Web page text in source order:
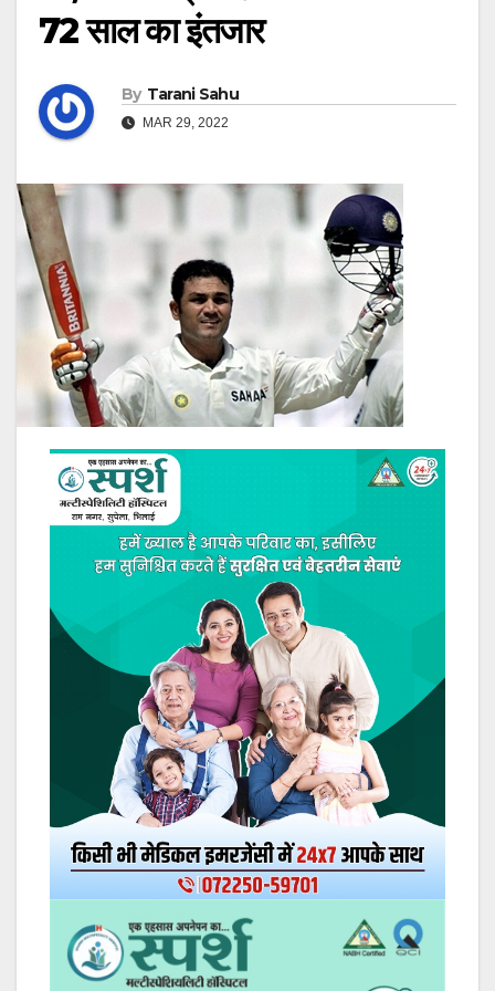
72 साल का इंतजार
By Tarani Sahu
MAR 29, 2022